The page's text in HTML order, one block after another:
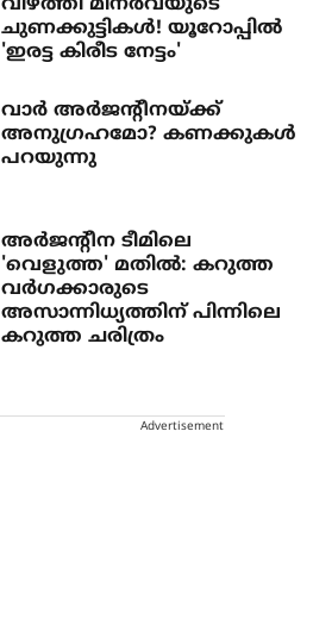
ചുണക്കുട്ടികൾ! ​​യൂറോപ്പിൽ
'ഇരട്ട കിരീട നേട്ടം'
വാർ അർജന്റീനയ്ക്ക്
അനുഗ്രഹമോ? കണക്കുകൾ
പറയുന്നു
അർജന്റീന ടീമിലെ
'വെളുത്ത' മതിൽ: കറുത്ത
വർഗക്കാരുടെ
അസാന്നിധ്യത്തിന് പിന്നിലെ
കറുത്ത ചരിത്രം
Advertisement